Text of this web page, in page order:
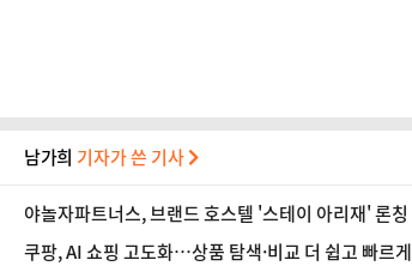
남가희 기자가 쓴 기사
야놀자파트너스, 브랜드 호스텔 '스테이 아리재' 론칭
쿠팡, AI 쇼핑 고도화…상품 탐색·비교 더 쉽고 빠르게